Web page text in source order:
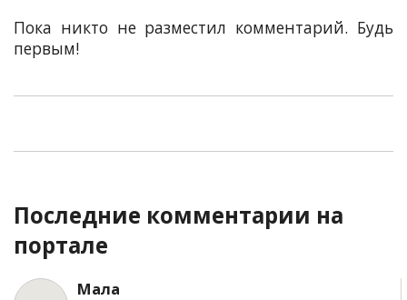
Пока никто не разместил комментарий. Будь
первым!
Последние комментарии на
портале
Мала